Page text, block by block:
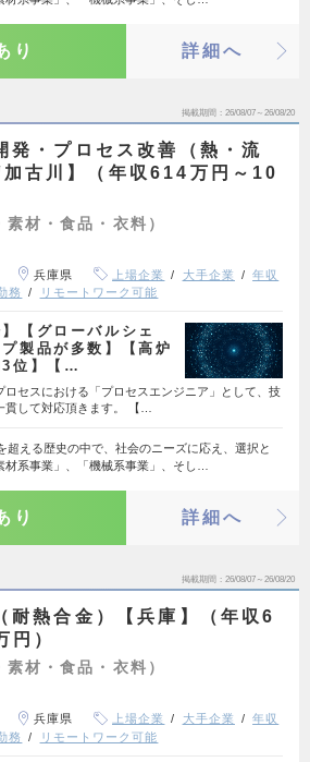
り 詳細へ
掲載期間 26/08/07～26/08/20
発・プロセス改善（熱・流
古川】（年収614万円～10
材・食品・衣料）
兵庫県 上場企業 大手企業
年収
務 リモートワーク可能
【グローバルシェ
製品が多数】【高炉
3位】【…
セスにおける「プロセスエンジニア」として、技
して対応頂きます。 【…
超える歴史の中で、社会のニーズに応え、選択と
系事業」、「機械系事業」、そし…
り 詳細へ
掲載期間 26/08/07～26/08/20
耐熱合金）【兵庫】（年収6
円）
材・食品・衣料）
兵庫県 上場企業 大手企業
年収
務 リモートワーク可能